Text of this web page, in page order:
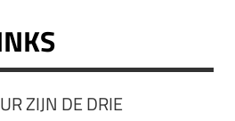
ZIJN DE DRIE